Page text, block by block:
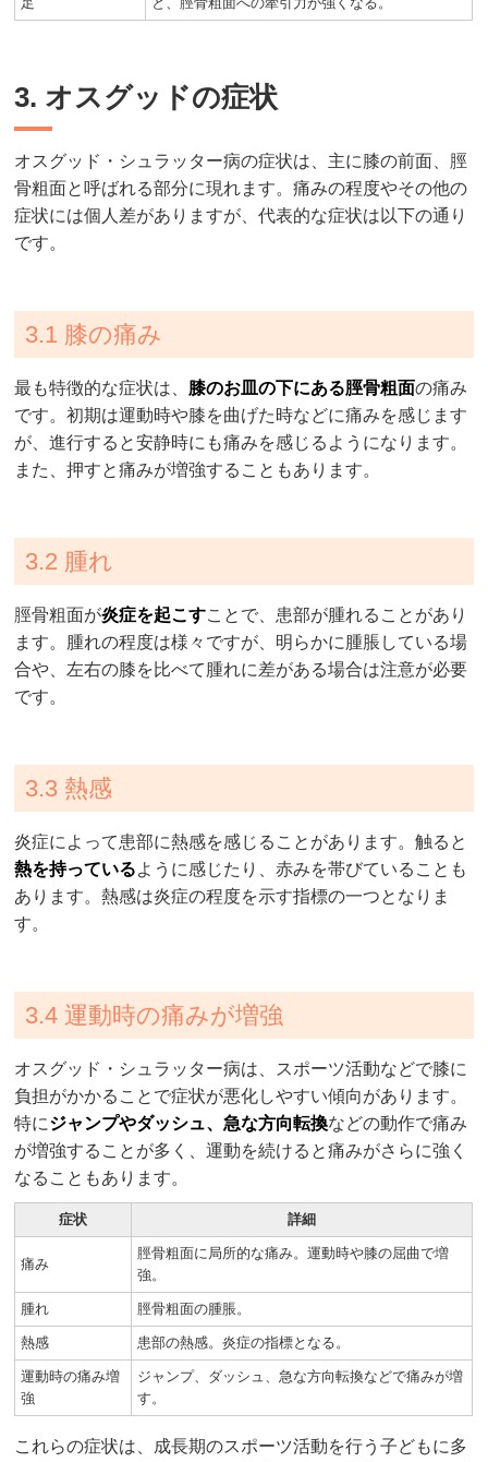
3. オスグッドの症状
オスグッド・シュラッター病の症状は、主に膝の前面、脛
骨粗面と呼ばれる部分に現れます。痛みの程度やその他の
症状には個人差がありますが、代表的な症状は以下の通り
です。
3.1 膝の痛み
最も特徴的な症状は、 膝のお皿の下にある脛骨粗面の痛み
です。初期は運動時や膝を曲げた時などに痛みを感じます
が、進行すると安静時にも痛みを感じるようになります。
また、押すと痛みが増強することもあります。
3.2 腫れ
脛骨粗面が炎症を起こすことで、患部が腫れることがあり
ます。腫れの程度は様々ですが、明らかに腫脹している場
合や、左右の膝を比べて腫れに差がある場合は注意が必要
です。
3.3 熱感
炎症によって患部に熱感を感じることがあります。触ると
熱を持っているように感じたり、赤みを帯びていることも
あります。熱感は炎症の程度を示す指標の一つとなりま
す。
3.4 運動時の痛みが増強
オスグッド・シュラッター病は、スポーツ活動などで膝に
負担がかかることで症状が悪化しやすい傾向があります。
特にジャンプやダッシュ、急な方向転換などの動作で痛み
が増強することが多く、運動を続けると痛みがさらに強く
なることもあります。
症状 詳細
痛み
脛骨粗面に局所的な痛み。運動時や膝の屈曲で増
強。
腫れ 脛骨粗面の腫脹。
熱感 患部の熱感。炎症の指標となる。
運動時の痛み増
強
ジャンプ、ダッシュ、急な方向転換などで痛みが増
す。
これらの症状は、成長期のスポーツ活動を行う子どもに多